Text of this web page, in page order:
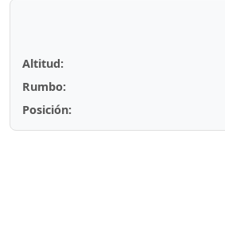
Altitud:
Rumbo:
Posición: